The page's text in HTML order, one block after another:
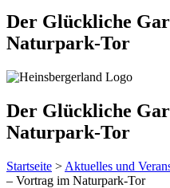
Der Glückliche
Naturpark-Tor
Der Glückliche
Naturpark-Tor
Startseite > Aktuelles und
– Vortrag im Naturpark-Tor